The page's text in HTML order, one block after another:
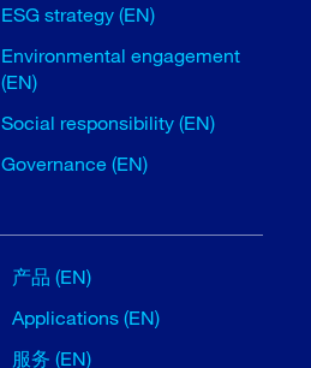
ESG strategy (EN)
Environmental engagement
(EN)
Social responsibility (EN)
Governance (EN)
产品 (EN)
Applications (EN)
服务 (EN)